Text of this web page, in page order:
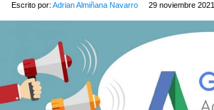
Escrito por: Adrian Almiñana Navarro 29 noviembre 2021